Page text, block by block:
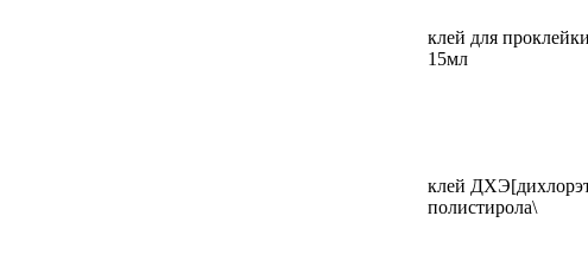
клей для
15мл
клей
полистирола\